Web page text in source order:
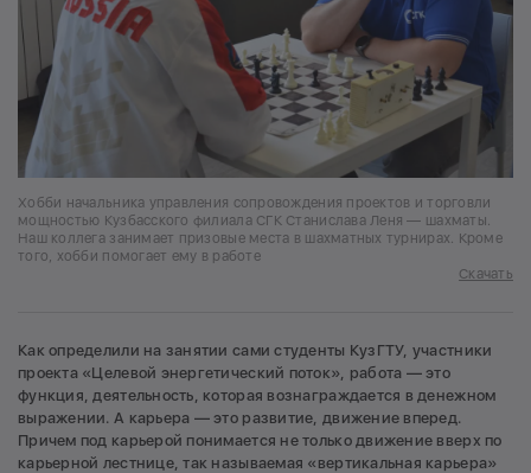
Хобби начальника управления сопровождения проектов и торговли
мощностью Кузбасского филиала СГК Станислава Леня — шахматы.
Наш коллега занимает призовые места в шахматных турнирах. Кроме
того, хобби помогает ему в работе
Скачать
Как определили на занятии сами студенты КузГТУ, участники
проекта «Целевой энергетический поток», работа — это
функция, деятельность, которая вознаграждается в денежном
выражении. А карьера — это развитие, движение вперед.
Причем под карьерой понимается не только движение вверх по
карьерной лестнице, так называемая «вертикальная карьера»